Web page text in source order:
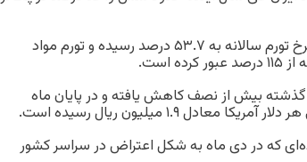
مرکز آمار ایران نیز در اواسط آوریل اعلام کرد نرخ تورم سالانه به ۵۳.۷ درصد رسیده و تورم مواد
بیش از نصف کاهش یافته و در پایان ماه
۱.۹ میلیون ریال رسیده است.
که در دی ماه به شکل اعتراض در سراسر کشور